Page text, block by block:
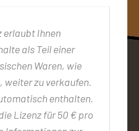
erlaubt Ihnen
als Teil einer
Waren, wie
weiter zu verkaufen.
enthalten.
Lizenz für 50 € pro